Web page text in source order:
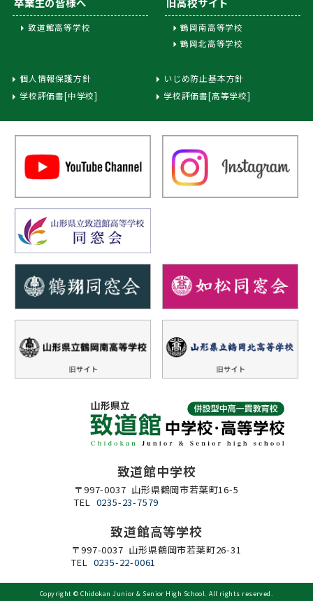
致道館高等学校
鶴岡南高等学校
鶴岡北高等学校
個人情報保護方針
いじめ防止基本方針
学校評価書[中学校]
学校評価書[高等学校]
致道館中学校
〒997-0037 山形県鶴岡市若葉町16-5
TEL 0235-23-7579
致道館高等学校
〒997-0037 山形県鶴岡市若葉町26-31
TEL 0235-22-0061
Copyright ©Chidokan Junior & Senior High School. All rights reserved.